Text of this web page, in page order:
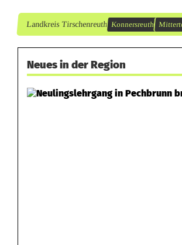
Landkreis Tirschenreuth Konnersreuth
Neues in der Region